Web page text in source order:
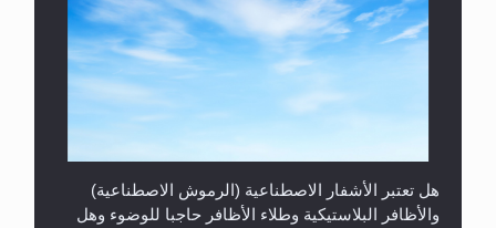
هل تعتبر الأشفار الاصطناعية (الرموش الاصطناعية)
والأظافر البلاستيكية وطلاء الأظافر حاجبا للوضوء وهل